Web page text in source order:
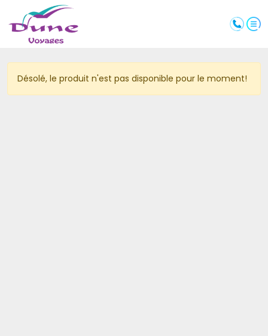
Désolé, le produit n'est pas disponible pour le moment!